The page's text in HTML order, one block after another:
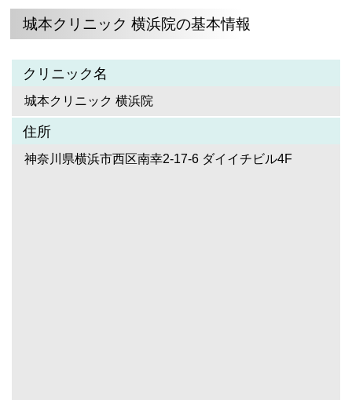
城本クリニック 横浜院の基本情報
クリニック名
城本クリニック 横浜院
住所
神奈川県横浜市西区南幸2-17-6 ダイイチビル4F